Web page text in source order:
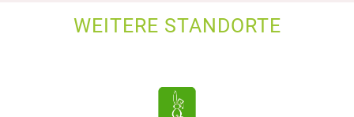
WEITERE STANDORTE